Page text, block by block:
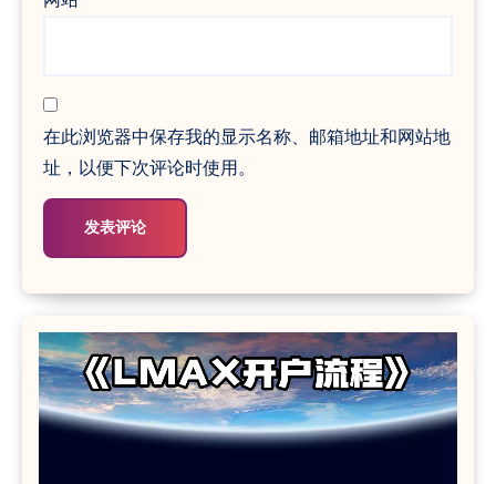
在此浏览器中保存我的显示名称、邮箱地址和网站地
址，以便下次评论时使用。